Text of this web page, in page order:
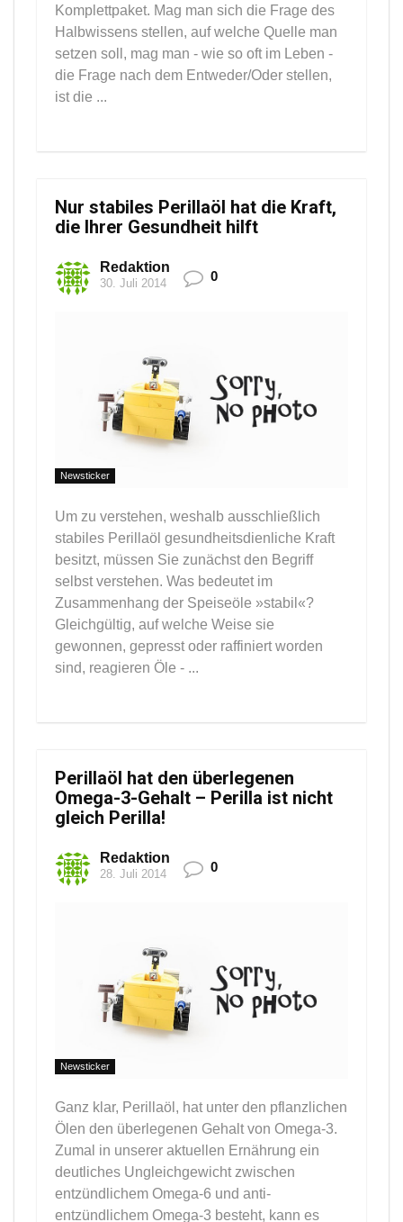
Komplettpaket. Mag man sich die Frage des
Halbwissens stellen, auf welche Quelle man
setzen soll, mag man - wie so oft im Leben -
die Frage nach dem Entweder/Oder stellen,
ist die ...
Nur stabiles Perillaöl hat die Kraft,
die Ihrer Gesundheit hilft
Redaktion
30. Juli 2014 0
Newsticker
Um zu verstehen, weshalb ausschließlich
stabiles Perillaöl gesundheitsdienliche Kraft
besitzt, müssen Sie zunächst den Begriff
selbst verstehen. Was bedeutet im
Zusammenhang der Speiseöle »stabil«?
Gleichgültig, auf welche Weise sie
gewonnen, gepresst oder raffiniert worden
sind, reagieren Öle - ...
Perillaöl hat den überlegenen
Omega-3-Gehalt – Perilla ist nicht
gleich Perilla!
Redaktion
28. Juli 2014 0
Newsticker
Ganz klar, Perillaöl, hat unter den pflanzlichen
Ölen den überlegenen Gehalt von Omega-3.
Zumal in unserer aktuellen Ernährung ein
deutliches Ungleichgewicht zwischen
entzündlichem Omega-6 und anti-
entzündlichem Omega-3 besteht, kann es